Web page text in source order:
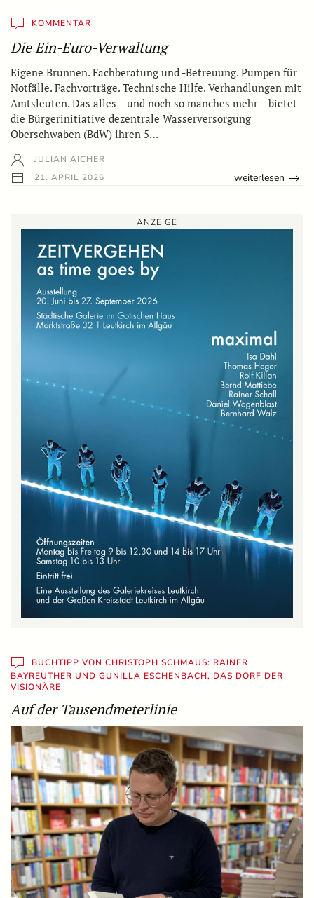
KOMMENTAR
Die Ein-Euro-Verwaltung
Eigene Brunnen. Fachberatung und -Betreuung. Pumpen für
Notfälle. Fachvorträge. Technische Hilfe. Verhandlungen mit
Amtsleuten. Das alles – und noch so manches mehr – bietet
die Bürgerinitiative dezentrale Wasserversorgung
Oberschwaben (BdW) ihren 5…
JULIAN AICHER
21. APRIL 2026
weiterlesen
ANZEIGE
BUCHTIPP VON CHRISTOPH SCHMAUS: RAINER
BAYREUTHER UND GUNILLA ESCHENBACH, DAS DORF DER
VISIONÄRE
Auf der Tausendmeterlinie